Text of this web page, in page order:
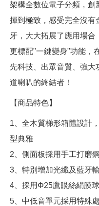
架構全數位電子分頻，創
揮到極致，感受完全沒有
牙，大大拓展了應用場合
更標配"一鍵變身"功能，
先科技、出眾音質、強
道喇叭的終結者！
【商品特色】
1、全木質梯形箱體設計
型典雅
2、側面板採用手工打磨
3、特別增加光纖及藍牙
4、採用Φ25鷹眼絲絹膜
5、中低音單元採用特殊